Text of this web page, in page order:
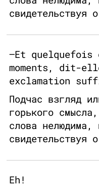
свидетельствуя
—Et quelquefois
moments, dit-
exclamation
Подчас взгляд
горького
слова нелюдима,
свидетельствуя
Eh!